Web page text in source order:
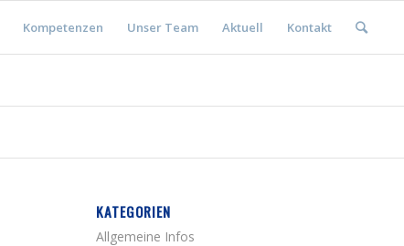
Kompetenzen Unser Team Aktuell Kontakt
KATEGORIEN
Allgemeine Infos